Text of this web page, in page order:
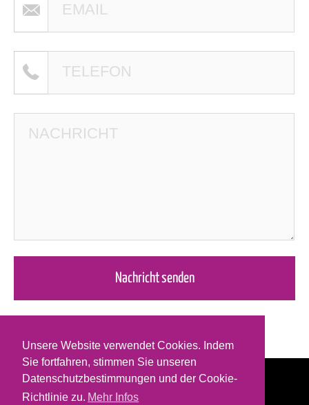
Unsere Website verwendet Cookies. Indem
Sie fortfahren, stimmen Sie unseren
Datenschutzbestimmungen und der Cookie-
Richtlinie zu. Mehr Infos